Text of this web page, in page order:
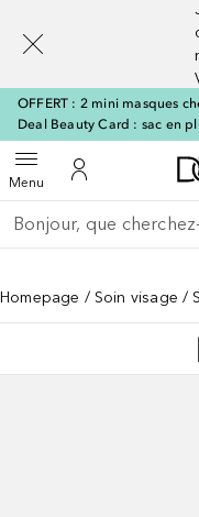
OFFERT : 2 mini masques
Deal Beauty Card : sac en
MenuOuvrir le menu
Vers Mon
Retourner
Exécuter la recherche
Homepage Soin visage